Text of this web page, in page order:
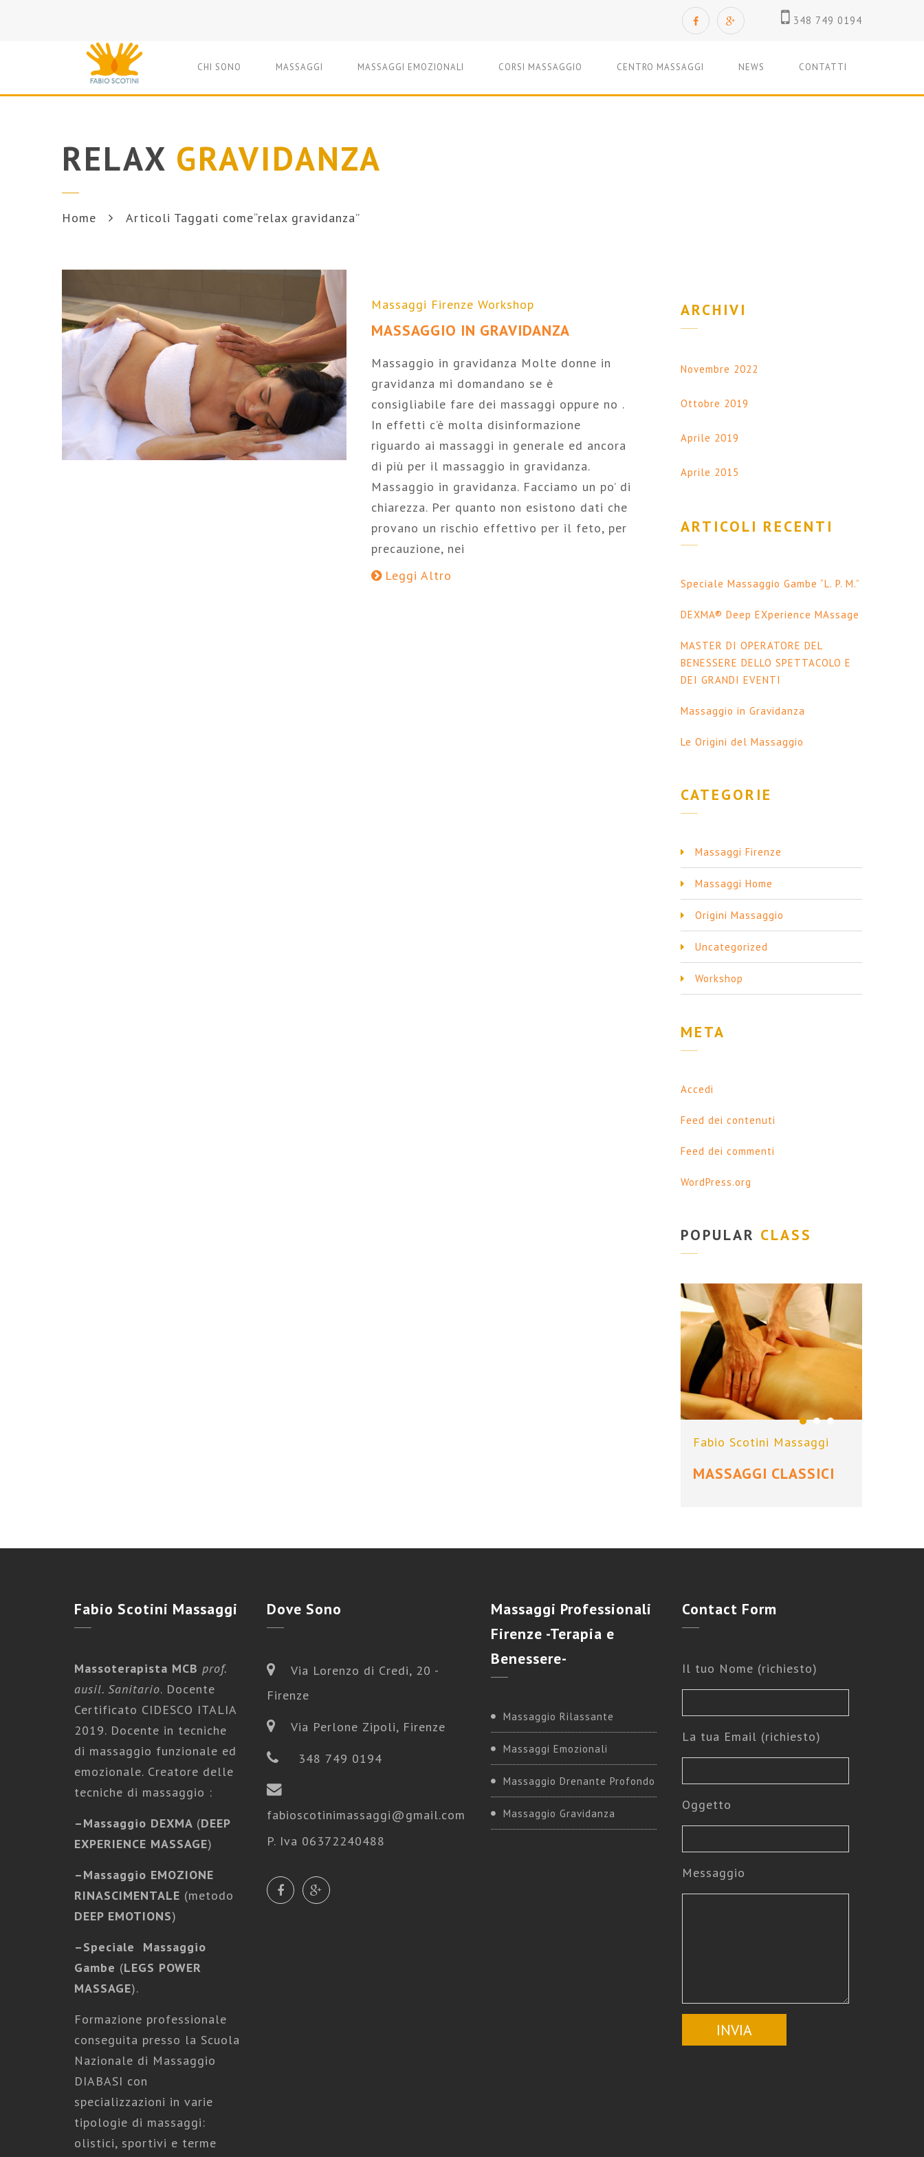
348 749 0194
CHI SONO MASSAGGI MASSAGGI EMOZIONALI CORSI MASSAGGIO CENTRO MASSAGGI NEWS CONTATTI
RELAX GRAVIDANZA
Home Articoli Taggati come“relax gravidanza”
Massaggi Firenze Workshop
MASSAGGIO IN GRAVIDANZA
Massaggio in gravidanza Molte donne in
gravidanza mi domandano se è
consigliabile fare dei massaggi oppure no .
In effetti c’è molta disinformazione
riguardo ai massaggi in generale ed ancora
di più per il massaggio in gravidanza.
Massaggio in gravidanza. Facciamo un po’ di
chiarezza. Per quanto non esistono dati che
provano un rischio effettivo per il feto, per
precauzione, nei
Leggi Altro
ARCHIVI
Novembre 2022
Ottobre 2019
Aprile 2019
Aprile 2015
ARTICOLI RECENTI
Speciale Massaggio Gambe “L. P. M.”
DEXMA® Deep EXperience MAssage
MASTER DI OPERATORE DEL
BENESSERE DELLO SPETTACOLO E
DEI GRANDI EVENTI
Massaggio in Gravidanza
Le Origini del Massaggio
CATEGORIE
Massaggi Firenze
Massaggi Home
Origini Massaggio
Uncategorized
Workshop
META
Accedi
Feed dei contenuti
Feed dei commenti
WordPress.org
POPULAR CLASS
Fabio Scotini Massaggi
MASSAGGI CLASSICI
Fabio Scotini Massaggi
Massoterapista MCB prof.
ausil. Sanitario. Docente
Certificato CIDESCO ITALIA
2019. Docente in tecniche
di massaggio funzionale ed
emozionale. Creatore delle
tecniche di massaggio :
–Massaggio DEXMA (DEEP
EXPERIENCE MASSAGE)
–Massaggio EMOZIONE
RINASCIMENTALE (metodo
DEEP EMOTIONS)
–Speciale Massaggio
Gambe (LEGS POWER
MASSAGE).
Formazione professionale
conseguita presso la Scuola
Nazionale di Massaggio
DIABASI con
specializzazioni in varie
tipologie di massaggi:
olistici, sportivi e terme
Dove Sono
Via Lorenzo di Credi, 20 -
Firenze
Via Perlone Zipoli, Firenze
348 749 0194
fabioscotinimassaggi@gmail.com
P. Iva 06372240488
Massaggi Professionali
Firenze -Terapia e
Benessere-
Massaggio Rilassante
Massaggi Emozionali
Massaggio Drenante Profondo
Massaggio Gravidanza
Contact Form
Il tuo Nome (richiesto)
La tua Email (richiesto)
Oggetto
Messaggio